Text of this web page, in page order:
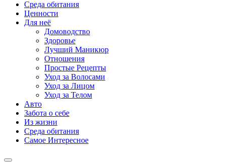
Среда обитания
Ценности
Для неё
Домоводство
Здоровье
Лучший Маникюр
Отношения
Простые Рецепты
Уход за Волосами
Уход за Лицом
Уход за Телом
Авто
Забота о себе
Из жизни
Среда обитания
Самое Интересное